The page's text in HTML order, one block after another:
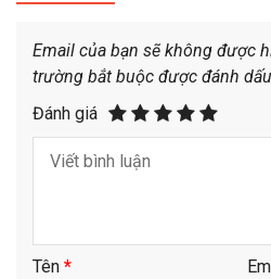
Email của bạn sẽ không được
trường bắt buộc được đánh dấu
Đánh giá
Tên *